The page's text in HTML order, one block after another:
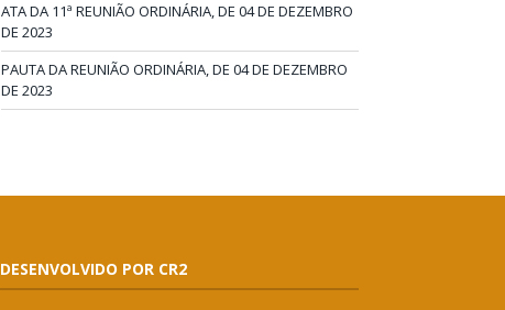
ATA DA 11ª REUNIÃO ORDINÁRIA, DE 04 DE DEZEMBRO
DE 2023
PAUTA DA REUNIÃO ORDINÁRIA, DE 04 DE DEZEMBRO
DE 2023
DESENVOLVIDO POR CR2